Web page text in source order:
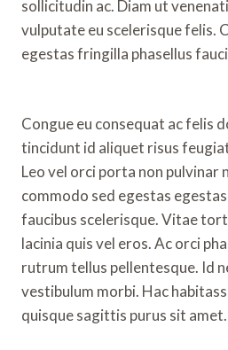
sollicitudin ac. Diam ut
vulputate eu scelerisque felis.
egestas fringilla phasellus
Congue eu consequat ac felis
tincidunt id aliquet risus
Leo vel orci porta non pulvinar
commodo sed egestas
faucibus scelerisque. Vitae
lacinia quis vel eros. Ac orci
rutrum tellus pellentesque. Id
vestibulum morbi. Hac
quisque sagittis purus sit amet.